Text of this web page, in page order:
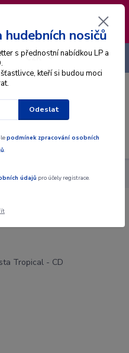
dovolenou. Datum
posouvá na pátek
🐋
Menu
CZK
Tropical - CD
- CD
nosičů
s přednostní nabídkou LP a
kteří si budou moci
Odeslat
podmínek zpracování osobních
.
údajů pro účely registrace.